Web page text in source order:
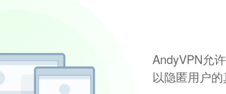
AndyVPN允
以隐匿用户